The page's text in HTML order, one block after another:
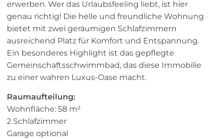
erwerben. Wer das Urlaubsfeeling liebt, ist hier
genau richtig! Die helle und freundliche Wohnung
bietet mit zwei geräumigen Schlafzimmern
ausreichend Platz für Komfort und Entspannung.
Ein besonderes Highlight ist das gepflegte
Gemeinschaftsschwimmbad, das diese Immobilie
zu einer wahren Luxus-Oase macht.
Raumaufteilung:
Wohnfläche: 58 m²
2 Schlafzimmer
Garage optional